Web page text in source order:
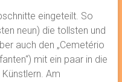
eingeteilt. So
neun) die tollsten und
auch den „Cemetério
mit ein paar in die
Am